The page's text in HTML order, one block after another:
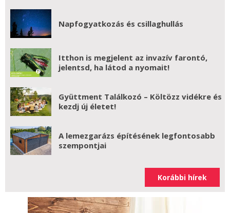
Napfogyatkozás és csillaghullás
Itthon is megjelent az invazív farontó,
jelentsd, ha látod a nyomait!
Gyüttment Találkozó – Költözz vidékre és
kezdj új életet!
A lemezgarázs építésének legfontosabb
szempontjai
Korábbi hírek